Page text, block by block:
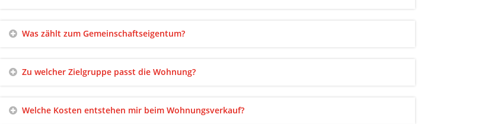
Was zählt zum Gemeinschaftseigentum?
Zu welcher Zielgruppe passt die Wohnung?
Welche Kosten entstehen mir beim Wohnungsverkauf?